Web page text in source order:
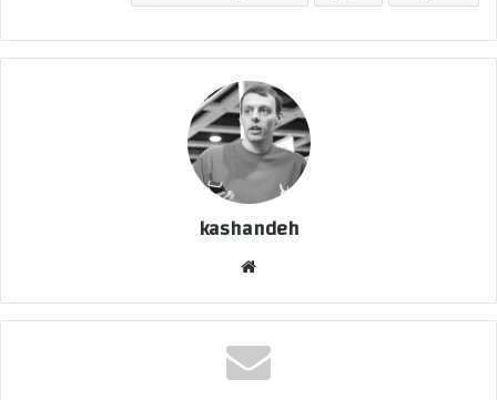
kashandeh